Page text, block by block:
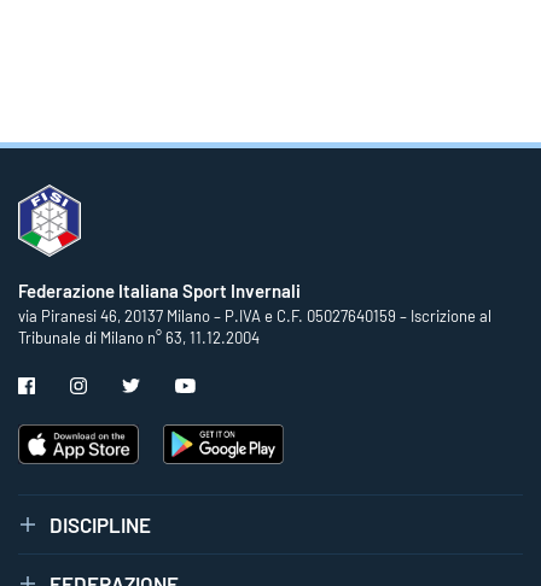
Federazione Italiana Sport Invernali
via Piranesi 46, 20137 Milano – P.IVA e C.F. 05027640159 – Iscrizione al
Tribunale di Milano n° 63, 11.12.2004
DISCIPLINE